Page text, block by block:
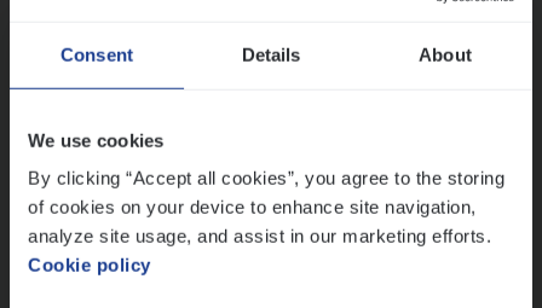
Consent Details About
We use cookies
By clicking “Accept all cookies”, you agree to the storing
of cookies on your device to enhance site navigation,
analyze site usage, and assist in our marketing efforts.
Cookie policy
Ons sollicitatieproces